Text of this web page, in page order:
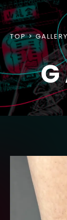
TOP GALLERY